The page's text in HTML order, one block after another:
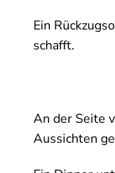
Ein
schafft.
An der Seite
Aussichten